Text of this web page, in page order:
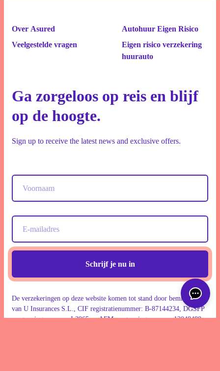
Over Asured
Veelgestelde vragen
Autohuur Eigen Risico
Eigen risico verzekering
huurauto
Ga zorgeloos op reis en blijf
op de hoogte.
Sign up to receive the latest news and exclusive offers.
Schrijf je nu in
De verzekeringen op deze website komen tot stand door bemiddeling
van U Insurances S.L., CIF registratienummer: B-87144234, DGSFP
vergunningnummer: J-3965 en AFM vergunningnummer: 12048488.